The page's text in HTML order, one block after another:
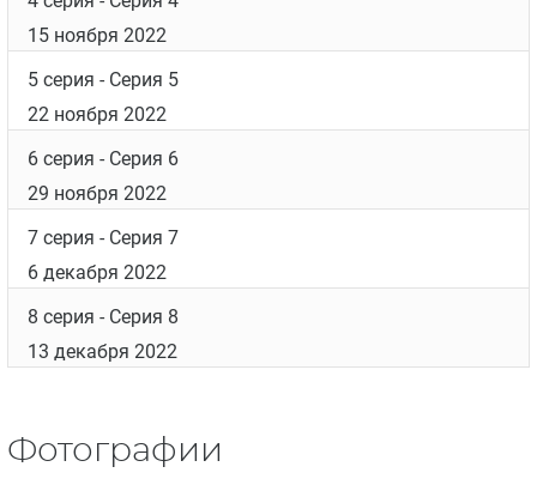
15 ноября 2022
5 серия - Серия 5
22 ноября 2022
6 серия - Серия 6
29 ноября 2022
7 серия - Серия 7
6 декабря 2022
8 серия - Серия 8
13 декабря 2022
Фотографии